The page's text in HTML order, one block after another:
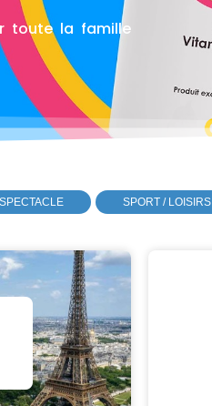
toute la famille
SPORT / LOISIRS